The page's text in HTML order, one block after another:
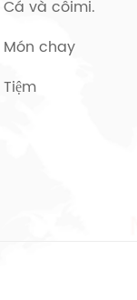
Cá và côimi.
Món chay
Tiệm